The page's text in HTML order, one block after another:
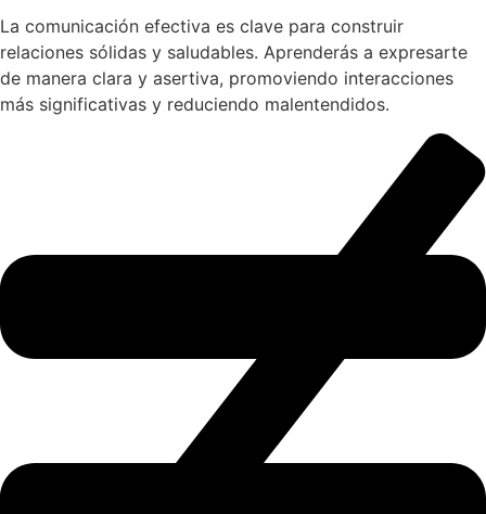
La comunicación efectiva es clave para construir
relaciones sólidas y saludables. Aprenderás a expresarte
de manera clara y asertiva, promoviendo interacciones
más significativas y reduciendo malentendidos.